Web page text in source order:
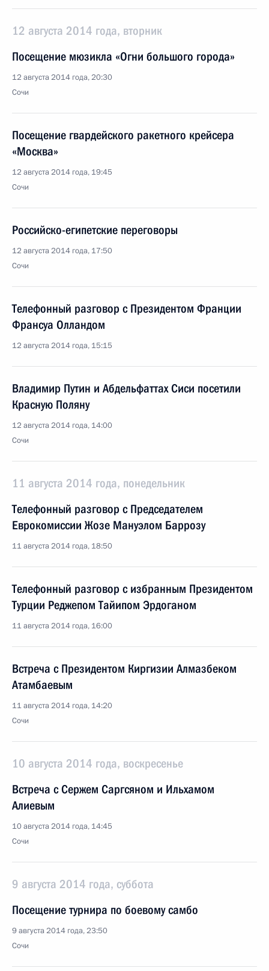
12 августа 2014 года, вторник
Посещение мюзикла «Огни большого города»
12 августа 2014 года, 20:30
Сочи
Посещение гвардейского ракетного крейсера
«Москва»
12 августа 2014 года, 19:45
Сочи
Российско-египетские переговоры
12 августа 2014 года, 17:50
Сочи
Телефонный разговор с Президентом Франции
Франсуа Олландом
12 августа 2014 года, 15:15
Владимир Путин и Абдельфаттах Сиси посетили
Красную Поляну
12 августа 2014 года, 14:00
Сочи
11 августа 2014 года, понедельник
Телефонный разговор с Председателем
Еврокомиссии Жозе Мануэлом Баррозу
11 августа 2014 года, 18:50
Телефонный разговор с избранным Президентом
Турции Реджепом Тайипом Эрдоганом
11 августа 2014 года, 16:00
Встреча с Президентом Киргизии Алмазбеком
Атамбаевым
11 августа 2014 года, 14:20
Сочи
10 августа 2014 года, воскресенье
Встреча с Сержем Саргсяном и Ильхамом
Алиевым
10 августа 2014 года, 14:45
Сочи
9 августа 2014 года, суббота
Посещение турнира по боевому самбо
9 августа 2014 года, 23:50
Сочи